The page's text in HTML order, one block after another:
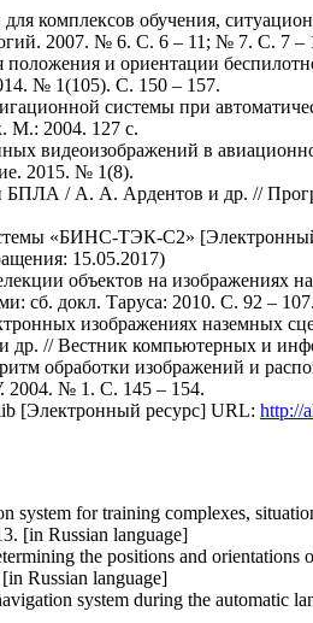
комплексов обучения,
2007. № 6. С. 6 – 11; № 7. С. 7 –
и ориентации
№ 1(105). С. 150 – 157.
системы при
М.: 2004. 127 с.
видеоизображений в
2015. № 1(8).
БПЛА / А. А. Ардентов и др. //
«БИНС-ТЭК-С2»
15.05.2017)
объектов на
сб. докл. Таруса: 2010. С. 92 – 107.
изображениях наземных
др. // Вестник компьютерных и
обработки изображений и
2004. № 1. С. 145 – 154.
[Электронный ресурс] URL: http://
system for training complexes,
[in Russian language]
the positions and orientations
Russian language]
system during the automatic